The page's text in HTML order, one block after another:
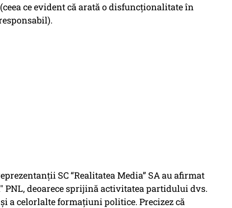
ce evident că arată o disfuncționalitate în
SC “Realitatea Media” SA au afirmat
PNL, deoarece sprijină activitatea partidului dvs.
a celorlalte formațiuni politice. Precizez că